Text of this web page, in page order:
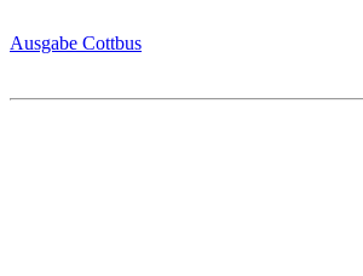
Ausgabe Cottbus